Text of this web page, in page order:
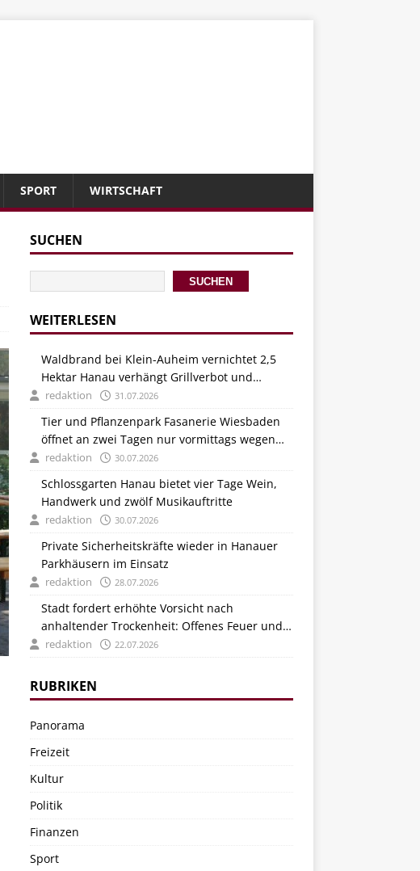
SPORT WIRTSCHAFT
SUCHEN
SUCHEN
WEITERLESEN
Waldbrand bei Klein-Auheim vernichtet 2,5
Hektar Hanau verhängt Grillverbot und
verstärkt Kontrollen
redaktion 31.07.2026
Tier und Pflanzenpark Fasanerie Wiesbaden
öffnet an zwei Tagen nur vormittags wegen
Hitzewelle
redaktion 30.07.2026
Schlossgarten Hanau bietet vier Tage Wein,
Handwerk und zwölf Musikauftritte
redaktion 30.07.2026
Private Sicherheitskräfte wieder in Hanauer
Parkhäusern im Einsatz
redaktion 28.07.2026
Stadt fordert erhöhte Vorsicht nach
anhaltender Trockenheit: Offenes Feuer und
Rauchen im Wald verboten
redaktion 22.07.2026
RUBRIKEN
Panorama
Freizeit
Kultur
Politik
Finanzen
Sport